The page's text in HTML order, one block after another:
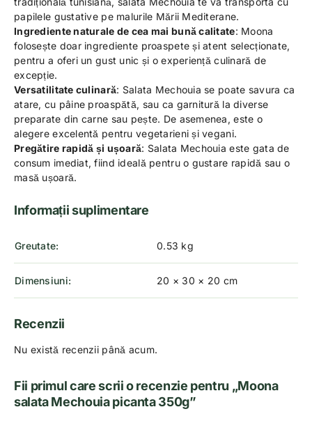
papilele gustative pe malurile Mării Mediterane.
Ingrediente naturale de cea mai bună calitate: Moona
folosește doar ingrediente proaspete și atent selecționate,
pentru a oferi un gust unic și o experiență culinară de
excepție.
Versatilitate culinară: Salata Mechouia se poate savura ca
atare, cu pâine proaspătă, sau ca garnitură la diverse
preparate din carne sau pește. De asemenea, este o
alegere excelentă pentru vegetarieni și vegani.
Pregătire rapidă și ușoară: Salata Mechouia este gata de
consum imediat, fiind ideală pentru o gustare rapidă sau o
masă ușoară.
Informații suplimentare
Greutate 0.53 kg
Dimensiuni 20 × 30 × 20 cm
Recenzii
Nu există recenzii până acum.
Fii primul care scrii o recenzie pentru „Moona
salata Mechouia picanta 350g”